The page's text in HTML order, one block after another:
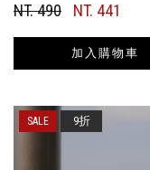
NT. 490 NT. 441
加入購物車
9折